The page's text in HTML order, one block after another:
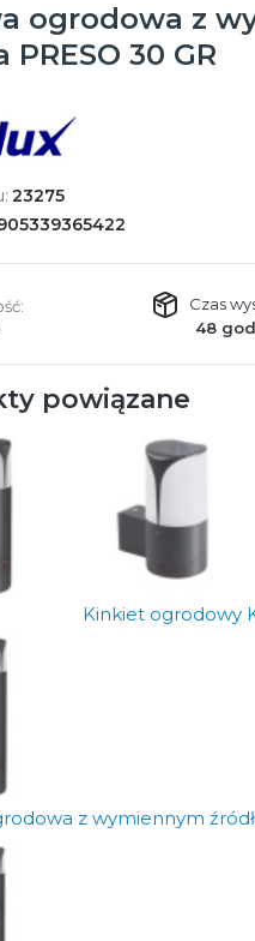
ogrodowa z
PRESO 30 GR
23275
Czas
48
powiązane
Kinkiet ogrodowy
z wymiennym